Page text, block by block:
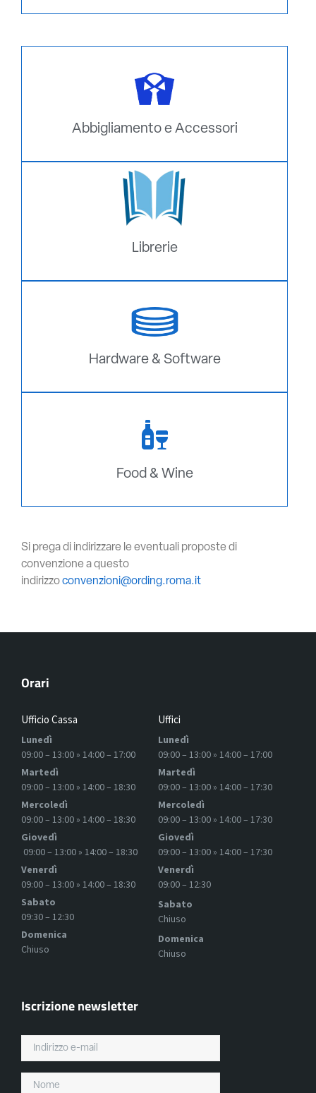
Abbigliamento e Accessori
Librerie
Hardware & Software
Food & Wine
Si prega di indirizzare le eventuali proposte di
convenzione a questo
indirizzoconvenzioni@ording.roma.it
Orari
Ufficio Cassa
Lunedì
09:00 – 13:00 » 14:00 – 17:00
Martedì
09:00 – 13:00 » 14:00 – 18:30
Mercoledì
09:00 – 13:00 » 14:00 – 18:30
Giovedì
09:00 – 13:00 » 14:00 – 18:30
Venerdì
09:00 – 13:00 » 14:00 – 18:30
Sabato
09:30 – 12:30
Domenica
Chiuso
Uffici
Lunedì
09:00 – 13:00 » 14:00 – 17:00
Martedì
09:00 – 13:00 » 14:00 – 17:30
Mercoledì
09:00 – 13:00 » 14:00 – 17:30
Giovedì
09:00 – 13:00 » 14:00 – 17:30
Venerdì
09:00 – 12:30
Sabato
Chiuso
Domenica
Chiuso
Iscrizione newsletter